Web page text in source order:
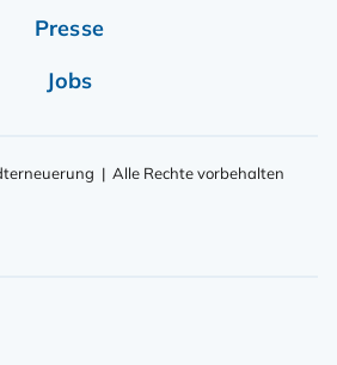
Presse
Jobs
| Alle Rechte vorbehalten